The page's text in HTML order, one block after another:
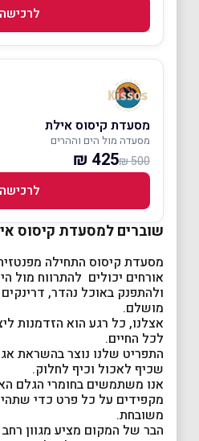
לרכישה
מסעדת קיסוס אילת
מסעדה מול הים וההרים
500 ₪
425 ₪
לרכישה
שוברים למסעדת קיסוס
מסעדת קיסוס התחילה
אורחים יכולים להתרווח מול
ולהתפנק באוכל נהדר,
מושלם.
אצלנו, כל רגע הוא הזדמנות
לכל החיים.
התפריט שלנו נוצר בהשראת
שכיף לאכול וכיף לחלוק.
אנו משתמשים בחומרי הגלם
מקפידים על כל פרט כדי
משובחת.
הבר של המקום מציע מגוון